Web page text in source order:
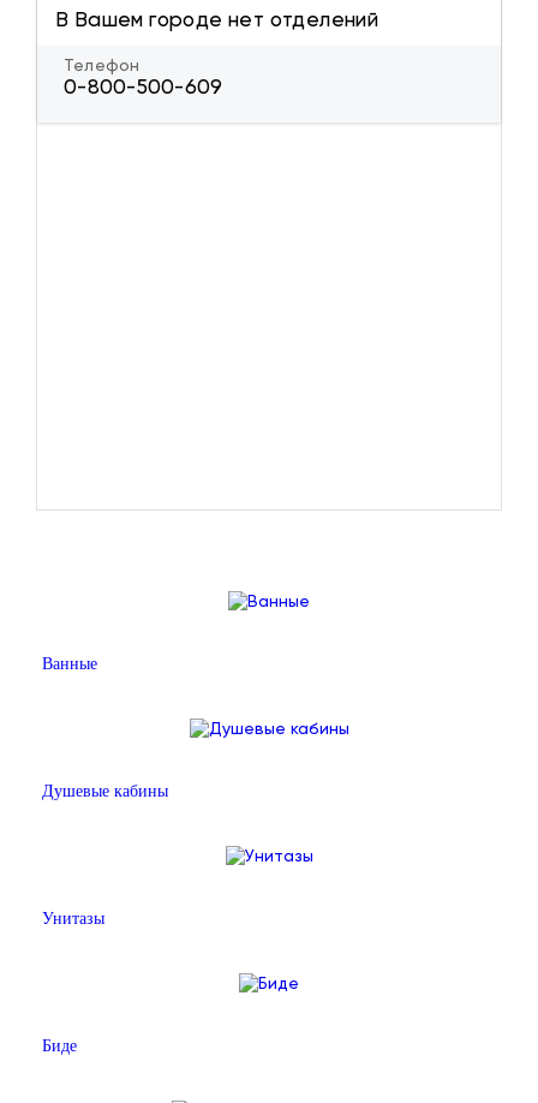
В Вашем городе нет отделений
Телефон
0-800-500-609
Ванные
Душевые кабины
Унитазы
Биде